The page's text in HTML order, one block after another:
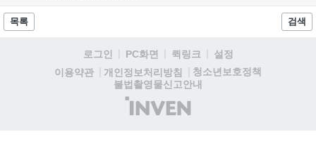
목록 검색
로그인 PC화면 퀵링크
설정
이용약관
개인정보처리방침
청소년보호정책
불법촬영물신고안내
(주)
인